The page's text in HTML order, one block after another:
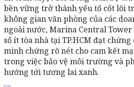
bền vững trở thành yếu tố cốt lõi
không gian văn phòng của các
ngoài nước, Marina Central
số ít tòa nhà tại TP.HCM đạt
minh chứng rõ nét cho cam kết
trong việc bảo vệ môi trường và
hướng tới tương lai xanh.